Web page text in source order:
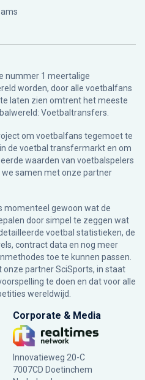
nummer 1 meertalige
worden, door alle voetbalfans
laten zien omtrent het meeste
Voetbaltransfers.
om voetbalfans tegemoet te
de voetbal transfermarkt en om
waarden van voetbalspelers
we samen met onze partner
momenteel gewoon wat de
door simpel te zeggen wat
voetbal statistieken, de
contract data en nog meer
toe te kunnen passen.
partner SciSports, in staat
te doen en dat voor alle
wereldwijd.
Corporate & Media
Innovatieweg 20-C
7007CD Doetinchem